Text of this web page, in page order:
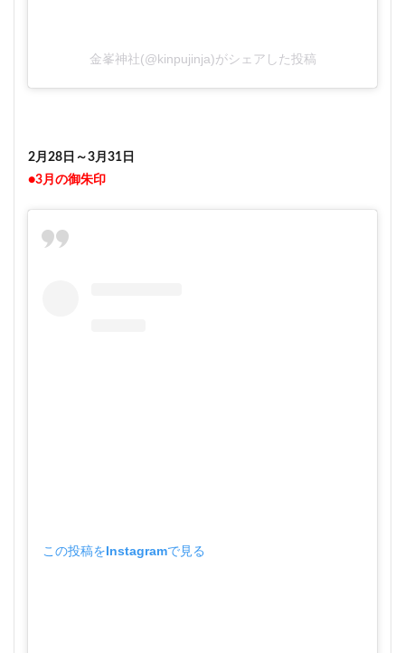
金峯神社(@kinpujinja)がシェアした投稿
2月28日～3月31日
●3月の御朱印
この投稿をInstagramで見る